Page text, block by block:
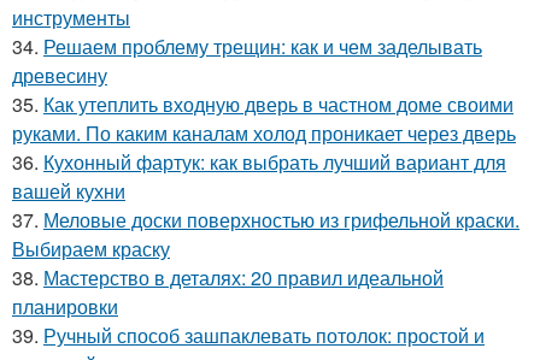
инструменты
34. Решаем проблему трещин: как и чем заделывать
древесину
35. Как утеплить входную дверь в частном доме своими
руками. По каким каналам холод проникает через дверь
36. Кухонный фартук: как выбрать лучший вариант для
вашей кухни
37. Меловые доски поверхностью из грифельной краски.
Выбираем краску
38. Мастерство в деталях: 20 правил идеальной
планировки
39. Ручный способ зашпаклевать потолок: простой и